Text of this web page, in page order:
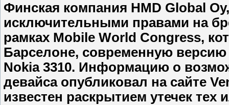
Финская компания HMD Global
исключительными правами на
рамках Mobile World Congress,
Барселоне, современную
Nokia 3310. Информацию о
девайса опубликовал на сайте
известен раскрытием утечек